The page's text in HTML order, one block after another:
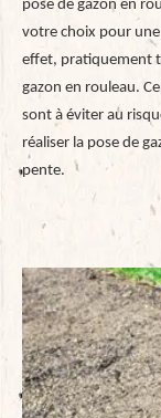
pose de gazon en
votre choix pour une
effet, pratiquement
gazon en rouleau.
sont à éviter au
réaliser la pose de
pente.